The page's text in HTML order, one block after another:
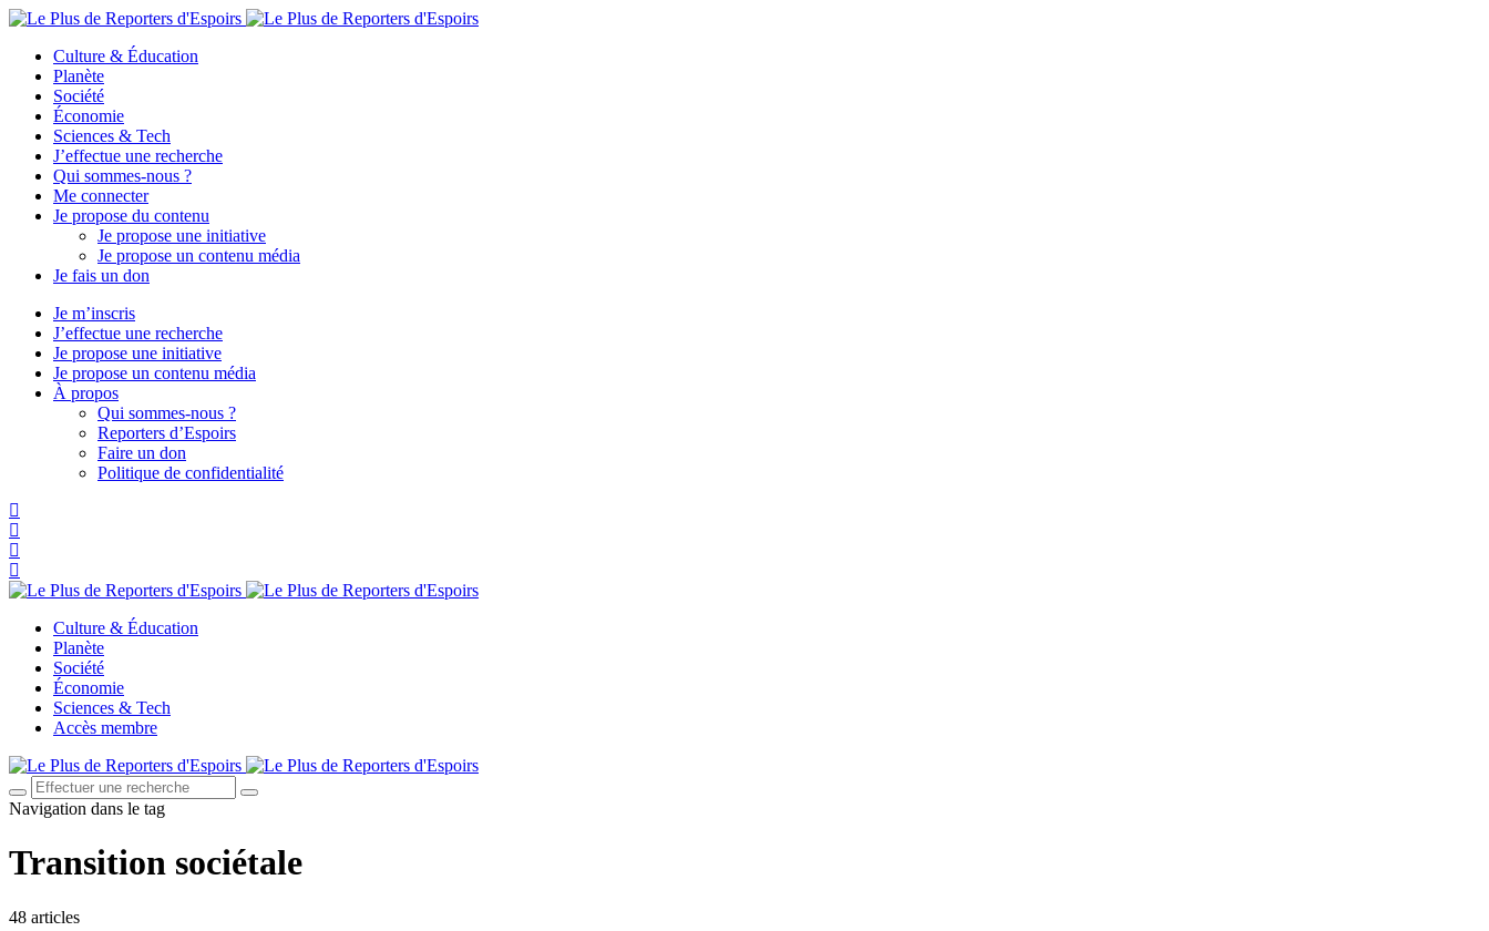
Culture & Éducation
Planète
Société
Économie
Sciences & Tech
J’effectue une recherche
Qui sommes-nous ?
Me connecter
Je propose du contenu
Je propose une initiative
Je propose un contenu média
Je fais un don
Je m’inscris
J’effectue une recherche
Je propose une initiative
Je propose un contenu média
À propos
Qui sommes-nous ?
Reporters d’Espoirs
Faire un don
Politique de confidentialité
Culture & Éducation
Planète
Société
Économie
Sciences & Tech
Accès membre
Navigation dans le tag
Transition sociétale
48 articles